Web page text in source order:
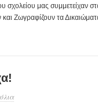
σχολείου μας συμμετείχαν
Ζωγραφίζουν τα